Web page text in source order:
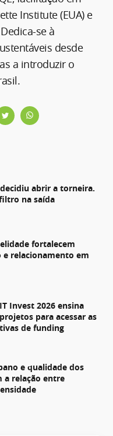
Institute (EUA) e
se à
desde
a introduzir o
abrir a torneira.
na saída
fortalecem
e relacionamento em
Invest 2026 ensina
para acessar as
de funding
e qualidade dos
a relação entre